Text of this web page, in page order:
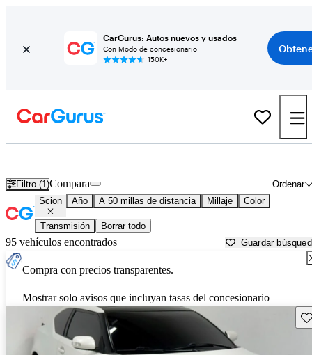
CarGurus: Autos nuevos y usados
Con Modo de concesionario
150K+
Filtro (1) Ordenar
Compara
Scion Año A 50 millas de distancia Millaje Color
Transmisión Borrar todo
95 vehículos encontrados Guardar
Compra con precios transparentes.
Mostrar solo avisos que incluyan tasas del concesionario